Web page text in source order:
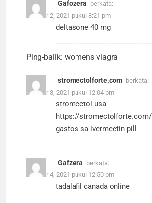
Gafozera
berkata:
Oktober 2, 2021 pukul 8:21 pm
deltasone 40 mg
Ping-balik: womens viagra
stromectolforte.com berkata:
Oktober 3, 2021 pukul 12:04 pm
stromectol usa
https://stromectolforte.com/
gastos sa ivermectin pill
Gafzera
berkata:
Oktober 4, 2021 pukul 12:50 pm
tadalafil canada online